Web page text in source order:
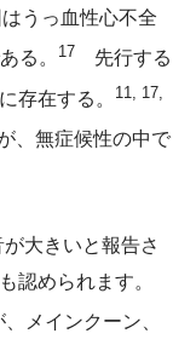
うっ血性心不全
る。
17 先行する
存在する。
11, 17,
、無症候性の中で
大きいと報告さ
認められます。
メインクーン、